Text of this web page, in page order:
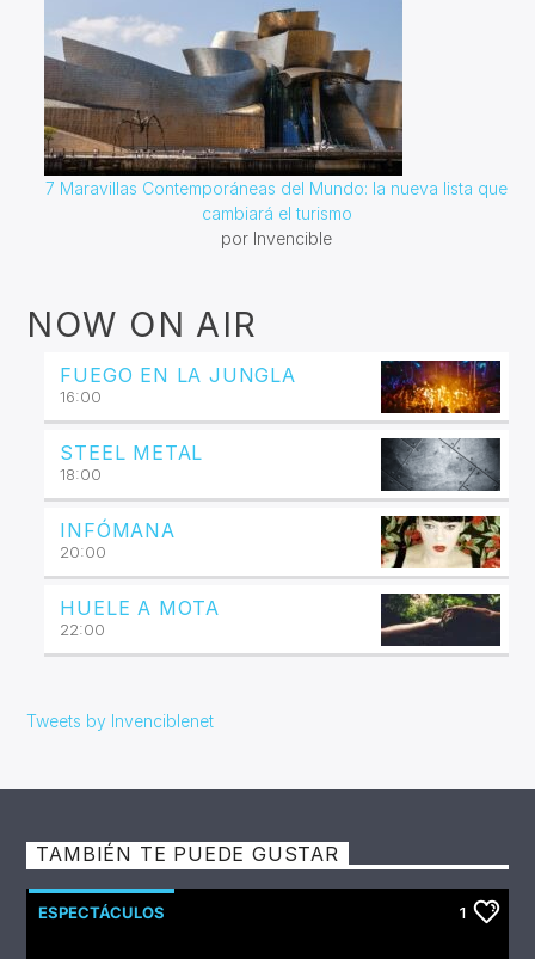
7 Maravillas Contemporáneas del Mundo: la nueva lista que
cambiará el turismo
por Invencible
NOW ON AIR
FUEGO EN LA JUNGLA
16:00
STEEL METAL
18:00
INFÓMANA
20:00
HUELE A MOTA
22:00
Tweets by Invenciblenet
TAMBIÉN TE PUEDE GUSTAR
ESPECTÁCULOS 1